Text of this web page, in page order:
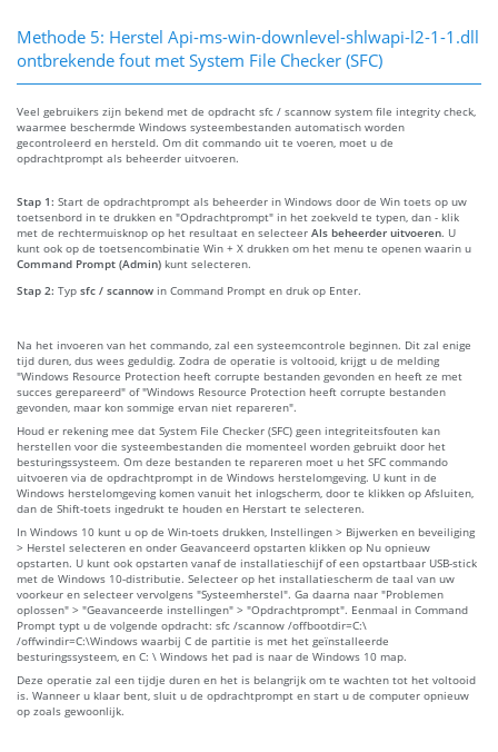
Methode 5: Herstel Api-ms-win-downlevel-shlwapi-l2-1-1.dll
ontbrekende fout met System File Checker (SFC)
Veel gebruikers zijn bekend met de opdracht sfc / scannow system file integrity check,
waarmee beschermde Windows systeembestanden automatisch worden
gecontroleerd en hersteld. Om dit commando uit te voeren, moet u de
opdrachtprompt als beheerder uitvoeren.
Stap 1: Start de opdrachtprompt als beheerder in Windows door de Win toets op uw
toetsenbord in te drukken en "Opdrachtprompt" in het zoekveld te typen, dan - klik
met de rechtermuisknop op het resultaat en selecteer Als beheerder uitvoeren. U
kunt ook op de toetsencombinatie Win + X drukken om het menu te openen waarin u
Command Prompt (Admin) kunt selecteren.
Stap 2: Typ sfc / scannow in Command Prompt en druk op Enter.
Na het invoeren van het commando, zal een systeemcontrole beginnen. Dit zal enige
tijd duren, dus wees geduldig. Zodra de operatie is voltooid, krijgt u de melding
"Windows Resource Protection heeft corrupte bestanden gevonden en heeft ze met
succes gerepareerd" of "Windows Resource Protection heeft corrupte bestanden
gevonden, maar kon sommige ervan niet repareren".
Houd er rekening mee dat System File Checker (SFC) geen integriteitsfouten kan
herstellen voor die systeembestanden die momenteel worden gebruikt door het
besturingssysteem. Om deze bestanden te repareren moet u het SFC commando
uitvoeren via de opdrachtprompt in de Windows herstelomgeving. U kunt in de
Windows herstelomgeving komen vanuit het inlogscherm, door te klikken op Afsluiten,
dan de Shift-toets ingedrukt te houden en Herstart te selecteren.
In Windows 10 kunt u op de Win-toets drukken, Instellingen > Bijwerken en beveiliging
> Herstel selecteren en onder Geavanceerd opstarten klikken op Nu opnieuw
opstarten. U kunt ook opstarten vanaf de installatieschijf of een opstartbaar USB-stick
met de Windows 10-distributie. Selecteer op het installatiescherm de taal van uw
voorkeur en selecteer vervolgens "Systeemherstel". Ga daarna naar "Problemen
oplossen" > "Geavanceerde instellingen" > "Opdrachtprompt". Eenmaal in Command
Prompt typt u de volgende opdracht: sfc /scannow /offbootdir=C:\
/offwindir=C:\Windows waarbij C de partitie is met het geïnstalleerde
besturingssysteem, en C: \ Windows het pad is naar de Windows 10 map.
Deze operatie zal een tijdje duren en het is belangrijk om te wachten tot het voltooid
is. Wanneer u klaar bent, sluit u de opdrachtprompt en start u de computer opnieuw
op zoals gewoonlijk.